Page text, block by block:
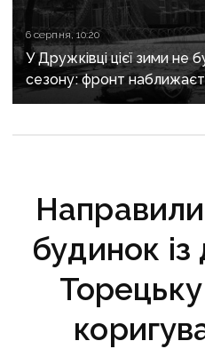
6 серпня, 10:20
У Дружківці цієї зими не
сезону: фронт
критично зруйнована
будинок